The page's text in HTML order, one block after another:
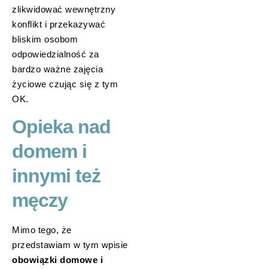
zlikwidować wewnętrzny
konflikt i przekazywać
bliskim osobom
odpowiedzialność za
bardzo ważne zajęcia
życiowe czując się z tym
OK.
Opieka nad
domem i
innymi też
męczy
Mimo tego, że
przedstawiam w tym wpisie
obowiązki domowe i